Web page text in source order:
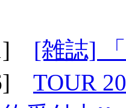
[雑誌]
TOUR